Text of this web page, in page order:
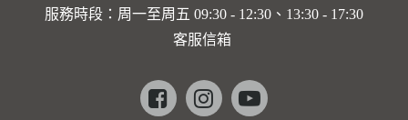
服務時段：周一至周五 09:30 - 12:30、13:30 - 17:30
客服信箱
Facebookinstagramyoutube